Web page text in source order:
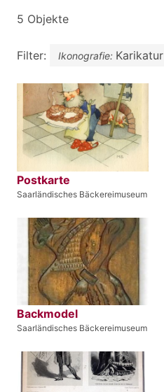
5 Objekte
Filter: Ikonografie: Karikatur
Postkarte
Saarländisches Bäckereimuseum
Backmodel
Saarländisches Bäckereimuseum